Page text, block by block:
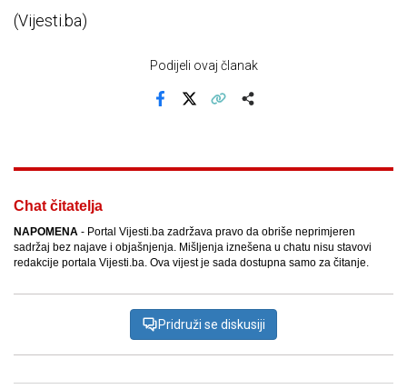
(Vijesti.ba)
Podijeli ovaj članak
Chat čitatelja
NAPOMENA - Portal Vijesti.ba zadržava pravo da obriše neprimjeren
sadržaj bez najave i objašnjenja. Mišljenja iznešena u chatu nisu stavovi
redakcije portala Vijesti.ba. Ova vijest je sada dostupna samo za čitanje.
Pridruži se diskusiji